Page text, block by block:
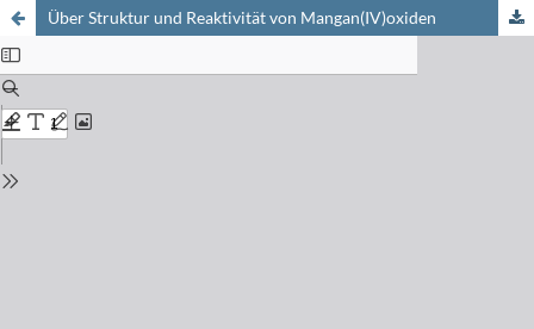
Über Struktur und Reaktivität von Mangan(IV)oxiden